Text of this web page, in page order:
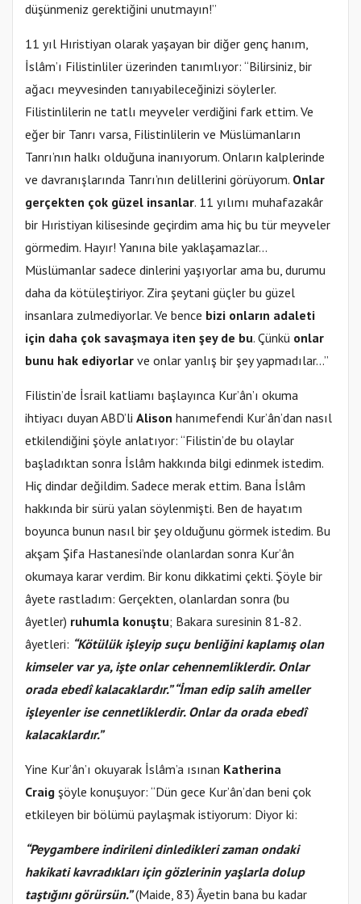
düşünmeniz gerektiğini unutmayın!”
11 yıl Hıristiyan olarak yaşayan bir diğer genç hanım,
İslâm’ı Filistinliler üzerinden tanımlıyor: “Bilirsiniz, bir
ağacı meyvesinden tanıyabileceğinizi söylerler.
Filistinlilerin ne tatlı meyveler verdiğini fark ettim. Ve
eğer bir Tanrı varsa, Filistinlilerin ve Müslümanların
Tanrı’nın halkı olduğuna inanıyorum. Onların kalplerinde
ve davranışlarında Tanrı’nın delillerini görüyorum. Onlar
gerçekten çok güzel insanlar. 11 yılımı muhafazakâr
bir Hıristiyan kilisesinde geçirdim ama hiç bu tür meyveler
görmedim. Hayır! Yanına bile yaklaşamazlar…
Müslümanlar sadece dinlerini yaşıyorlar ama bu, durumu
daha da kötüleştiriyor. Zira şeytani güçler bu güzel
insanlara zulmediyorlar. Ve bence bizi onların adaleti
için daha çok savaşmaya iten şey de bu. Çünkü onlar
bunu hak ediyorlar ve onlar yanlış bir şey yapmadılar…”
Filistin’de İsrail katliamı başlayınca Kur’ân’ı okuma
ihtiyacı duyan ABD’li Alison hanımefendi Kur’ân’dan nasıl
etkilendiğini şöyle anlatıyor: “Filistin’de bu olaylar
başladıktan sonra İslâm hakkında bilgi edinmek istedim.
Hiç dindar değildim. Sadece merak ettim. Bana İslâm
hakkında bir sürü yalan söylenmişti. Ben de hayatım
boyunca bunun nasıl bir şey olduğunu görmek istedim. Bu
akşam Şifa Hastanesi’nde olanlardan sonra Kur’ân
okumaya karar verdim. Bir konu dikkatimi çekti. Şöyle bir
âyete rastladım: Gerçekten, olanlardan sonra (bu
âyetler) ruhumla konuştu; Bakara suresinin 81-82.
âyetleri: “Kötülük işleyip suçu benliğini kaplamış olan
kimseler var ya, işte onlar cehennemliklerdir. Onlar
orada ebedî kalacaklardır.” “İman edip salih ameller
işleyenler ise cennetliklerdir. Onlar da orada ebedî
kalacaklardır.”
Yine Kur’ân’ı okuyarak İslâm’a ısınan Katherina
Craig şöyle konuşuyor: “Dün gece Kur’ân’dan beni çok
etkileyen bir bölümü paylaşmak istiyorum: Diyor ki:
“Peygambere indirileni dinledikleri zaman ondaki
hakikati kavradıkları için gözlerinin yaşlarla dolup
taştığını görürsün.”(Maide, 83) Âyetin bana bu kadar